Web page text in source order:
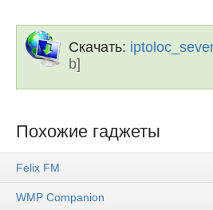
Скачать:
b]
Похожие гаджеты
Felix FM
WMP Companion